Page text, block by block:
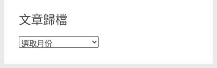
文章歸檔
文